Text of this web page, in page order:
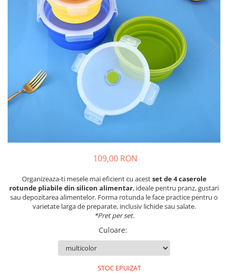
109,00 RON
Organizeaza-ti mesele mai eficient cu acestset de 4 caserole
rotunde pliabile din silicon alimentar, ideale pentru pranz, gustari
sau depozitarea alimentelor. Forma rotunda le face practice pentru o
varietate larga de preparate, inclusiv lichide sau salate.
*Pret per set.
Culoare:
STOC EPUIZAT